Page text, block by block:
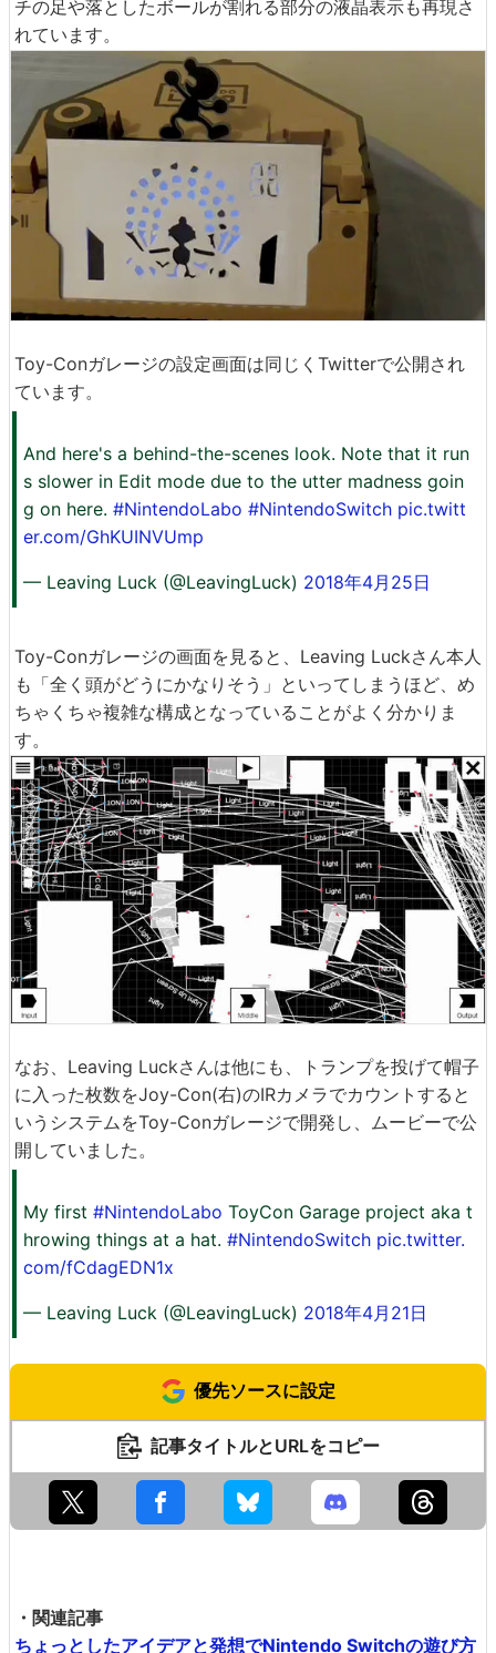
チの足や落としたボールが割れる部分の液晶表示も再現さ
れています。
Toy-Conガレージの設定画面は同じくTwitterで公開され
ています。
And here's a behind-the-scenes look. Note that it run
s slower in Edit mode due to the utter madness goin
g on here. #NintendoLabo #NintendoSwitch pic.twitt
er.com/GhKUINVUmp
— Leaving Luck (@LeavingLuck) 2018年4月25日
Toy-Conガレージの画面を見ると、Leaving Luckさん本人
も「全く頭がどうにかなりそう」といってしまうほど、め
ちゃくちゃ複雑な構成となっていることがよく分かりま
す。
なお、Leaving Luckさんは他にも、トランプを投げて帽子
に入った枚数をJoy-Con(右)のIRカメラでカウントすると
いうシステムをToy-Conガレージで開発し、ムービーで公
開していました。
My first #NintendoLabo ToyCon Garage project aka t
hrowing things at a hat. #NintendoSwitch pic.twitter.
com/fCdagEDN1x
— Leaving Luck (@LeavingLuck) 2018年4月21日
優先ソースに設定
記事タイトルとURLをコピー
・関連記事
ちょっとしたアイデアと発想でNintendo Switchの遊び方